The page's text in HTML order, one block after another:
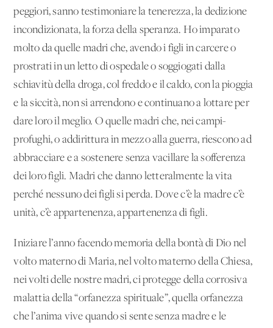
peggiori, sanno testimoniare la tenerezza, la dedizione
incondizionata, la forza della speranza. Ho imparato
molto da quelle madri che, avendo i figli in carcere o
prostrati in un letto di ospedale o soggiogati dalla
schiavitù della droga, col freddo e il caldo, con la pioggia
e la siccità, non si arrendono e continuano a lottare per
dare loro il meglio. O quelle madri che, nei campi-
profughi, o addirittura in mezzo alla guerra, riescono ad
abbracciare e a sostenere senza vacillare la sofferenza
dei loro figli. Madri che danno letteralmente la vita
perché nessuno dei figli si perda. Dove c’è la madre c’è
unità, c’è appartenenza, appartenenza di figli.
Iniziare l’anno facendo memoria della bontà di Dio nel
volto materno di Maria, nel volto materno della Chiesa,
nei volti delle nostre madri, ci protegge della corrosiva
malattia della “orfanezza spirituale”, quella orfanezza
che l’anima vive quando si sente senza madre e le